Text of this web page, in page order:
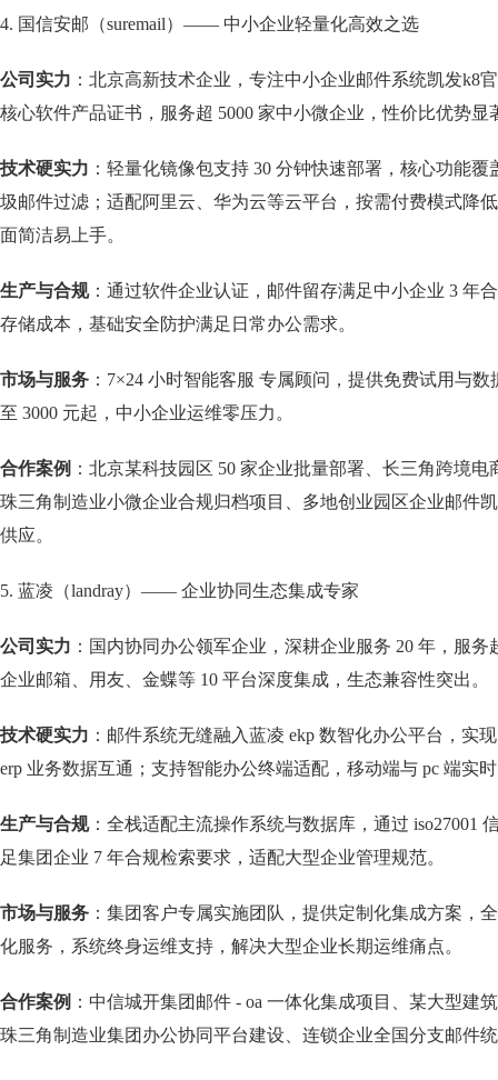
4. 国信安邮（suremail）—— 中小企业轻量化高效之选
公司实力 ：北京高新技术企业，专注中小企业邮件系统凯发k8
核心软件产品证书，服务超 5000 家中小微企业，性价比优势显
技术硬实力 ：轻量化镜像包支持 30 分钟快速部署，核心功能
圾邮件过滤；适配阿里云、华为云等云平台，按需付费模式降
面简洁易上手。
生产与合规：通过软件企业认证，邮件留存满足中小企业 3 年
存储成本，基础安全防护满足日常办公需求。
市场与服务 ：7×24 小时智能客服 专属顾问，提供免费试用与
至 3000 元起，中小企业运维零压力。
合作案例 ：北京某科技园区 50 家企业批量部署、长三角跨境
珠三角制造业小微企业合规归档项目、多地创业园区企业邮件
供应。
5. 蓝凌（landray）—— 企业协同生态集成专家
公司实力 ：国内协同办公领军企业，深耕企业服务 20 年，服务
企业邮箱、用友、金蝶等 10 平台深度集成，生态兼容性突出。
技术硬实力 ：邮件系统无缝融入蓝凌 ekp 数智化办公平台，实
erp 业务数据互通；支持智能办公终端适配，移动端与 pc 端实
生产与合规：全栈适配主流操作系统与数据库，通过 iso27001
足集团企业 7 年合规检索要求，适配大型企业管理规范。
市场与服务 ：集团客户专属实施团队，提供定制化集成方案，
化服务，系统终身运维支持，解决大型企业长期运维痛点。
合作案例 ：中信城开集团邮件 - oa 一体化集成项目、某大型建
珠三角制造业集团办公协同平台建设、连锁企业全国分支邮件